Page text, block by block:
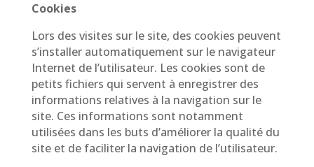
Cookies
Lors des visites sur le site, des cookies peuvent
s’installer automatiquement sur le navigateur
Internet de l’utilisateur. Les cookies sont de
petits fichiers qui servent à enregistrer des
informations relatives à la navigation sur le
site. Ces informations sont notamment
utilisées dans les buts d’améliorer la qualité du
site et de faciliter la navigation de l’utilisateur.